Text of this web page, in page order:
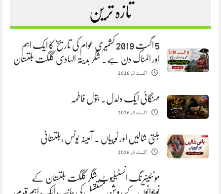
تازہ ترین
5 اگست 2019 کشمیری عوام کی تاریخ کا ایک اہم
اور المناک دن ہے. شگر ہدیتہ الہادی گلگت بلتستان
اگست 5, 2026
مہنگائی ایک دلدل. بتول فاطمہ
اگست 5, 2026
بلتی شالیں اور ٹوپیاں . آمینہ یونس ،بلتستانی
اگست 5, 2026
مونٹینیرنگ انسٹیٹیوٹ شگر گلگت بلتستان کے
نوجوانوں کے روشن مستقبل کی جانب ایک اہم قدم،